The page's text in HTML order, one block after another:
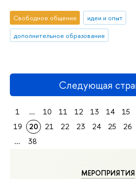
МЕРОПРИЯТИЯ
Свободное общение
идеи и опыт
дополнительное образование
Следующая
1 ... 10 11 12 13 14 15
19
20 21 22 23 24 25 26
...
38